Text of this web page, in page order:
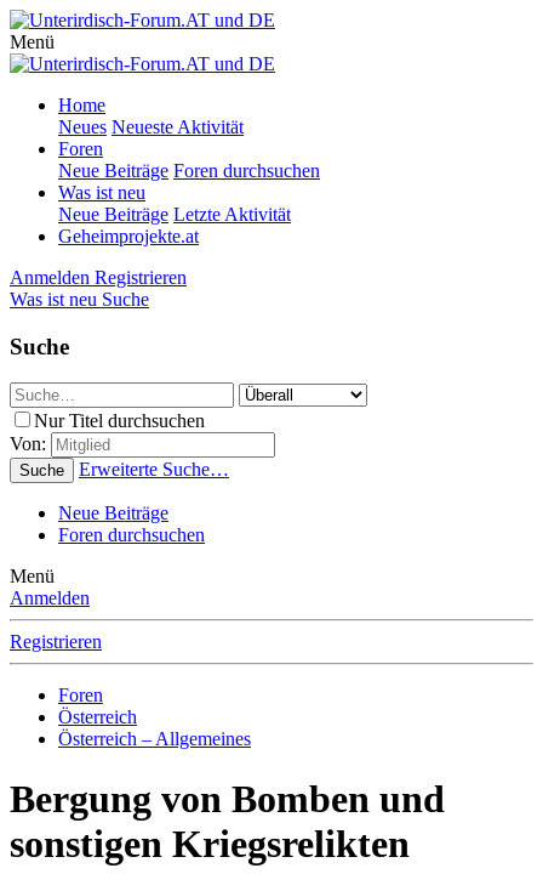
Menü
Home
Neues Neueste Aktivität
Foren
Neue Beiträge Foren durchsuchen
Was ist neu
Neue Beiträge Letzte Aktivität
Geheimprojekte.at
Anmelden Registrieren
Was ist neu Suche
Suche
Nur Titel durchsuchen
Von:
Suche Erweiterte Suche…
Neue Beiträge
Foren durchsuchen
Menü
Anmelden
Registrieren
Foren
Österreich
Österreich – Allgemeines
Bergung von Bomben und
sonstigen Kriegsrelikten